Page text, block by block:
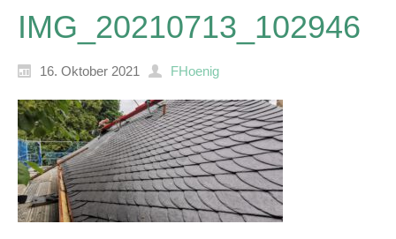
IMG_20210713_102946
16. Oktober 2021 FHoenig